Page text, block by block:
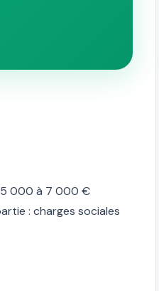
5 000 à 7 000 €
: charges sociales